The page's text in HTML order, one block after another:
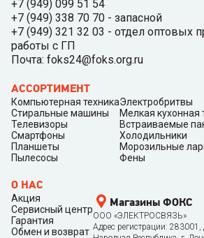
+7 (949) 099 51 54
+7 (949) 338 70 70 - запасной
+7 (949) 321 32 03 - отдел оптовых
работы с ГП
Почта: foks24@foks.org.ru
АССОРТИМЕНТ
Компьютерная техника
Стиральные машины
Телевизоры
Смартфоны
Планшеты
Пылесосы
Электробритвы
Мелкая кухонная
Встраиваемые
Холодильники
Морозильные
Фены
О НАС
Акция
Сервисный центр
Гарантия
Обмен и возврат
Магазины ФОКС
ООО «ЭЛЕКТРОСВЯЗЬ»
Адрес регистрации: 283001,